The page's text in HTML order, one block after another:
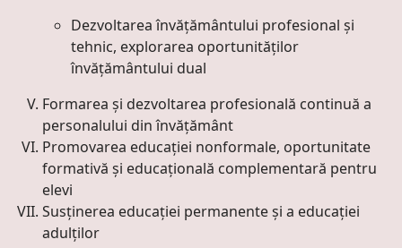
Dezvoltarea învățământului profesional și
tehnic, explorarea oportunităților
învățământului dual
Formarea şi dezvoltarea profesională continuă a
personalului din învăţământ
Promovarea educaţiei nonformale, oportunitate
formativă și educațională complementară pentru
elevi
Susţinerea educaţiei permanente şi a educaţiei
adulţilor